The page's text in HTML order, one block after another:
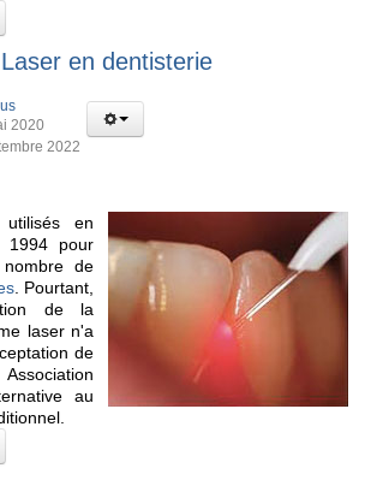
en dentisterie
2020
2022
en
1994 pour
de
. Pourtant,
de la
laser n'a
de
au